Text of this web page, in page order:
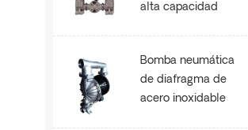
alta capacidad
Bomba neumática
de diafragma de
acero inoxidable